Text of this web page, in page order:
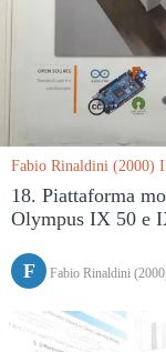
Fabio Rinaldini (2000)
18. Piattaforma
Olympus IX 50 e
F Fabio Rinaldini